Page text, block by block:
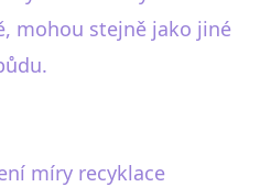
mohou stejně jako jiné
míry recyklace